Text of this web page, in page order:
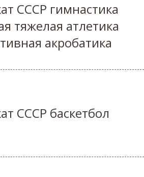
СССР гимнастика
тяжелая атлетика
акробатика
СССР баскетбол